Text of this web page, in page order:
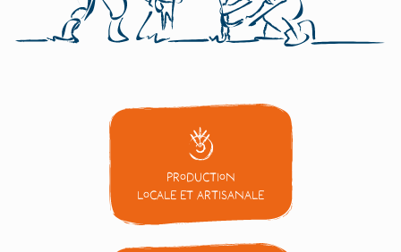
Production
locale et artisanale